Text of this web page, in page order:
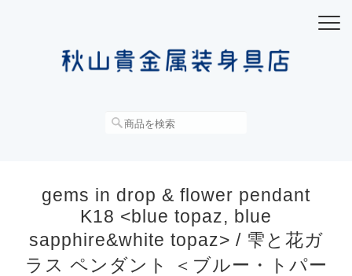
gems in drop & flower pendant
K18 <blue topaz, blue
sapphire&white topaz> / 雫と花ガ
ラス ペンダント ＜ブルー・トパー